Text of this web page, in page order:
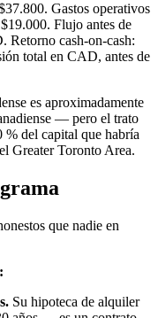
Gastos operativos
Flujo antes de
Retorno cash-on-cash:
total en CAD, antes de
es aproximadamente
— pero el trato
% del capital que habría
Greater Toronto Area.
que nadie en
Su hipoteca de alquiler